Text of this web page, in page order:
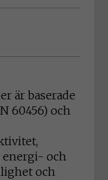
är baserade
60456) och
och
och